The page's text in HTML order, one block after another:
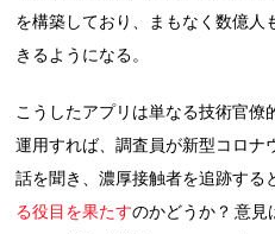
を構築しており、まもなく数億人
きるようになる。
こうしたアプリは単なる技術官僚
運用すれば、調査員が新型コロナ
話を聞き、濃厚接触者を追跡する
る役目を果たすのかどうか？ 意見